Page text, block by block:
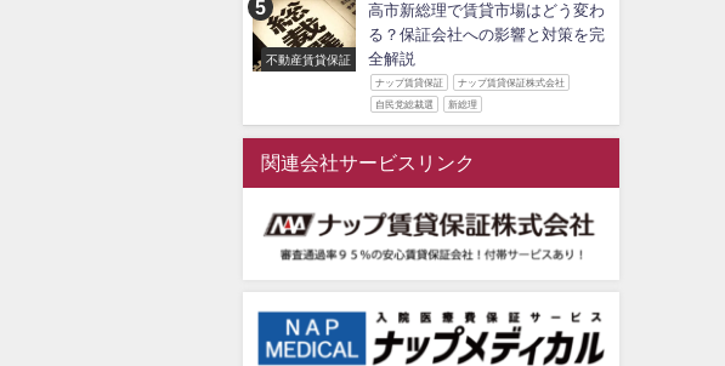
不動産賃貸保証
高市新総理で賃貸市場はどう変わ
る？保証会社への影響と対策を完
全解説
ナップ賃貸保証 ナップ賃貸保証株式会社
自民党総裁選 新総理
関連会社サービスリンク